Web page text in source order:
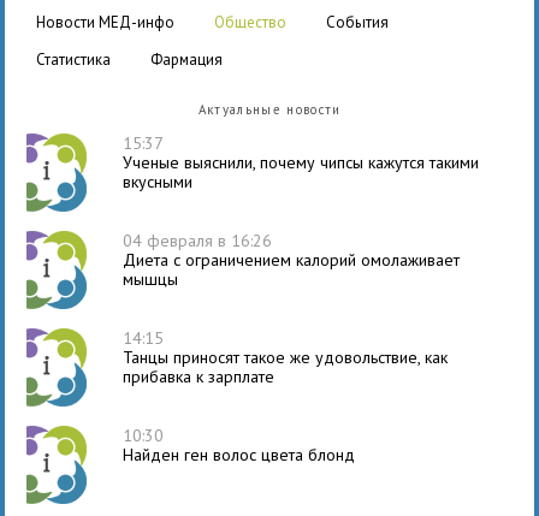
новости МЕД-инфо
общество
события
статистика
фармация
Актуальные новости
15:37
Ученые выяснили, почему чипсы кажутся такими
вкусными
04 февраля в 16:26
Диета с ограничением калорий омолаживает
мышцы
14:15
Танцы приносят такое же удовольствие, как
прибавка к зарплате
10:30
Найден ген волос цвета блонд